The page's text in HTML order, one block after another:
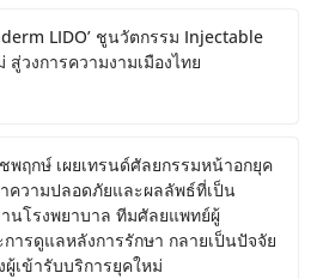
LIDO’ ชูนวัตกรรม Injectable
สู่วงการความงามเมืองไทย
พฤกษ์ เผยเทรนด์ศัลยกรรมหน้าอกยุค
ความปลอดภัยและผลลัพธ์ที่เป็น
นโรงพยาบาล ทีมศัลยแพทย์ผู้
ารดูแลหลังการรักษา กลายเป็นปัจจัย
เข้ารับบริการยุคใหม่